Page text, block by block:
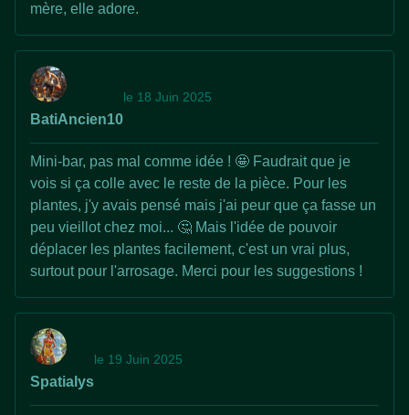
mère, elle adore.
BatiAncien10
le 18 Juin 2025
Mini-bar, pas mal comme idée ! 🤩 Faudrait que je
vois si ça colle avec le reste de la pièce. Pour les
plantes, j'y avais pensé mais j'ai peur que ça fasse un
peu vieillot chez moi... 🤔 Mais l'idée de pouvoir
déplacer les plantes facilement, c'est un vrai plus,
surtout pour l'arrosage. Merci pour les suggestions !
Spatialys
le 19 Juin 2025